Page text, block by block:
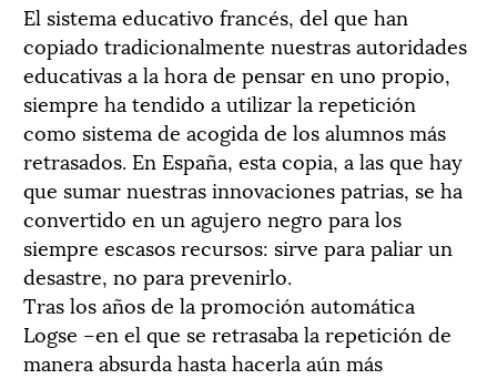
El sistema educativo francés, del que han
copiado tradicionalmente nuestras autoridades
educativas a la hora de pensar en uno propio,
siempre ha tendido a utilizar la repetición
como sistema de acogida de los alumnos más
retrasados. En España, esta copia, a las que hay
que sumar nuestras innovaciones patrias, se ha
convertido en un agujero negro para los
siempre escasos recursos: sirve para paliar un
desastre, no para prevenirlo.
Tras los años de la promoción automática
Logse –en el que se retrasaba la repetición de
manera absurda hasta hacerla aún más